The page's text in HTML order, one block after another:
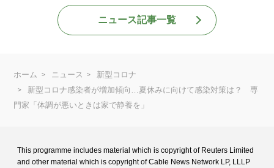
ニュース記事一覧
ホーム ニュース
新型コロナ
新型コロナ感染者が増加傾向…夏休みに向けて感染対策は？ 専
門家「体調が悪いときは家で静養を」
This programme includes material which is copyright of Reuters Limited
and other material which is copyright of Cable News Network LP, LLLP